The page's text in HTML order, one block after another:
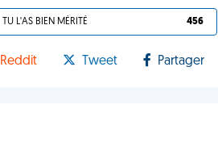
TU L'AS BIEN MÉRITÉ 456
Reddit Tweet Partager